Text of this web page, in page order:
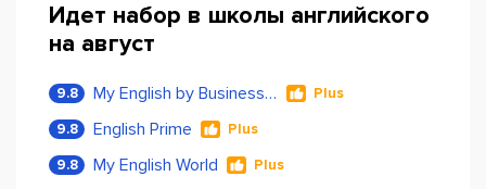
Идет набор в школы английского
на август
9.8 My English by Business Language Plus
9.8 English Prime Plus
9.8 My English World Plus